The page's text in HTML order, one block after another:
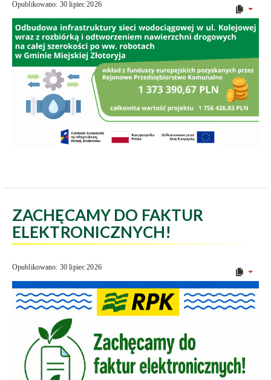
Opublikowano: 30 lipiec 2026
ZACHĘCAMY DO FAKTUR
ELEKTRONICZNYCH!
Opublikowano: 30 lipiec 2026